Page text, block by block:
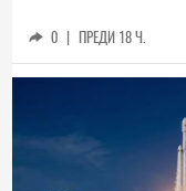
0 | ПРЕДИ 18 Ч.